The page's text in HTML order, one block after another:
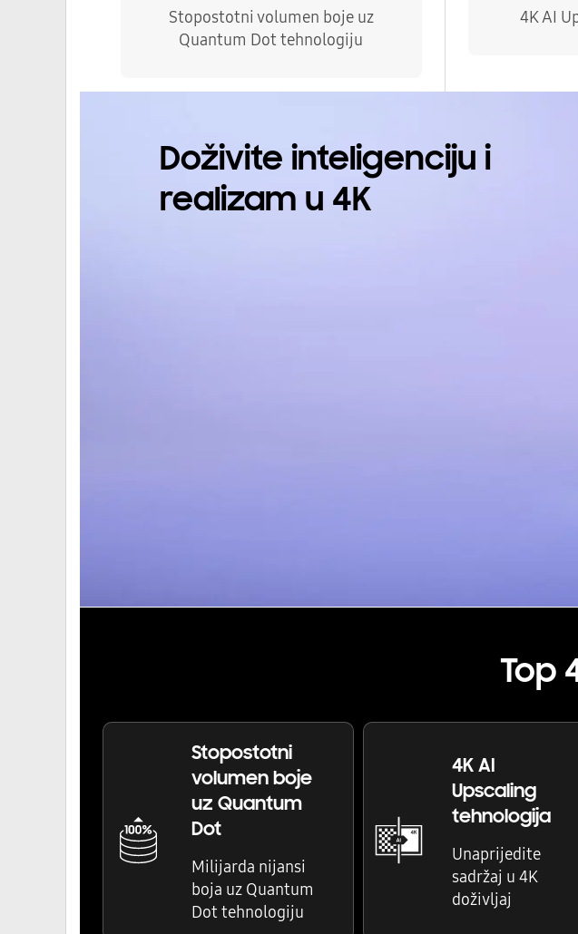
Stopostotni volumen boje uz
Quantum Dot tehnologiju
4K AI
Doživite inteligenciju i
realizam u 4K
Top
Stopostotni
volumen boje
uz Quantum
Dot
Milijarda nijansi
boja uz Quantum
Dot tehnologiju
4K AI
Upscaling
tehnologija
Unaprijedite
sadržaj u 4K
doživljaj